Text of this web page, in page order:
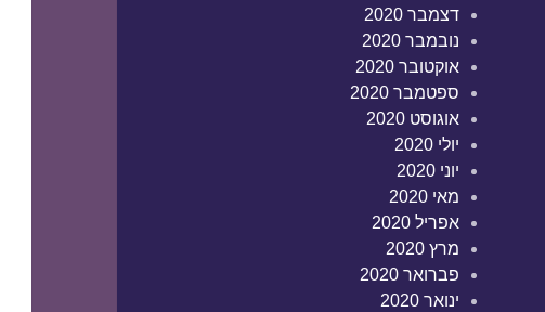
דצמבר 2020
נובמבר 2020
אוקטובר 2020
ספטמבר 2020
אוגוסט 2020
יולי 2020
יוני 2020
מאי 2020
אפריל 2020
מרץ 2020
פברואר 2020
ינואר 2020